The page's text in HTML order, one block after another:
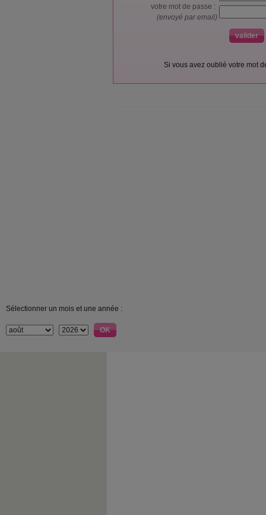
votre mot de passe :
(envoyé par email)
Si vous avez oublié votre mot
Sélectionner un mois et une année :